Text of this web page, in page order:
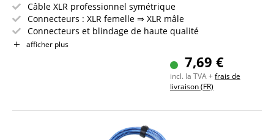
Câble XLR professionnel symétrique
Connecteurs : XLR femelle ⇒ XLR mâle
Connecteurs et blindage de haute qualité
Longueur : 2,5 m
afficher plus
7,69 €
incl. la TVA +frais de
livraison (FR)